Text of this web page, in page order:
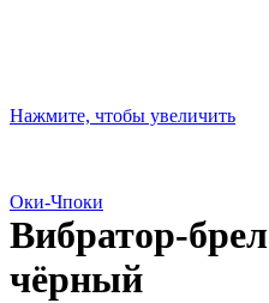
Нажмите, чтобы увеличить
Оки-Чпоки
Вибратор-
чёрный